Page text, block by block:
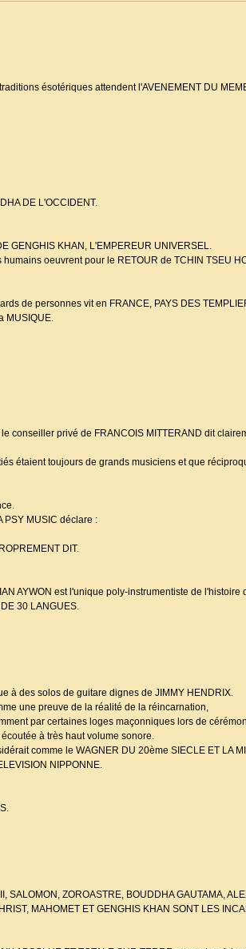
ésotériques attendent l'AVENEMENT DU
DE L'OCCIDENT.
GENGHIS KHAN, L'EMPEREUR UNIVERSEL.
oeuvrent pour le RETOUR de TCHIN TSEU
de personnes vit en FRANCE, PAYS DES
MUSIQUE.
conseiller privé de FRANCOIS MITTERAND dit
étaient toujours de grands musiciens et que
PSY MUSIC déclare :
DIT.
AYWON est l'unique poly-instrumentiste de l'histoire
30 LANGUES.
à des solos de guitare dignes de JIMMY HENDRIX.
une preuve de la réalité de la réincarnation,
par certaines loges maçonniques lors de
à très haut volume sonore.
comme le WAGNER DU 20ème SIECLE ET LA
NIPPONNE.
ZOROASTRE, BOUDDHA GAUTAMA,
MAHOMET ET GENGHIS KHAN SONT LES